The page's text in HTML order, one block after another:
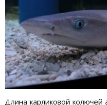
Длина карликовой колючей